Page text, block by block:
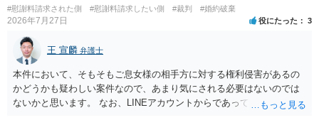
どの程度証拠価値があるのか ⇒前後のやり取りや誓約書の具体的内容
を見ない限り、具体的な判断はできませんが、一定の証拠価値はある
と考えます。 ③ 借用書があっても、後から100万円を貸付扱いに変更
することは認められるのか。 ⇒おそらく１００万円は不当利得（受け
取る正当な権利がないのに利益を取得した）として返還請求されてい
るものかと推察しますので、 貸金返還ではないかと存じます。 ④ 私
は現在、収入も不安定で貯金もなくリボ払い借金が既に約100万あり。
今年に再婚したが主人はお金に厳しい為、一括で220万円を支払う事は
#慰謝料請求された側 #慰謝料請求したい側 #裁判 #婚約破棄
2026年7月27日 役にたった 3
王 宣麟 弁護士
本件において、そもそもご息女様の相手方に対する権利侵害があるの
かどうかも疑わしい案件なので、あまり気にされる必要はないのでは
ないかと思います。 なお、LINEアカウントからであっても、そこに紐